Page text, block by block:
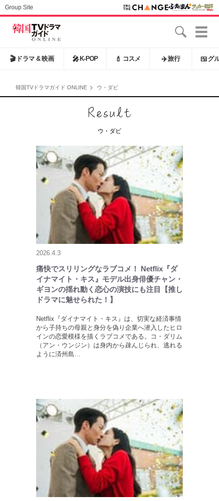
Group Site
🎬 ドラマ & 映画 🎤 K-POP 💄 コスメ ✈️旅行 🍱 グ
韓国TVドラマガイド ONLINE ウ・ダビ
ウ・ダビ
2026.4.3
痛快でスリリングなラブコメ！ Netflix『ダ
イナマイト・キス』モデル出身俳優チャン・
ギヨンの揺れ動く恋心の演技にも注目【推し
ドラマに魅せられた！】
Netflix『ダイナマイト・キス』は、切実な経済事情
から子持ちの母親と身分を偽り企業へ潜入したヒロ
インの恋愛模様を描くラブコメである。コ・ダリム
（アン・ウンジン）は身内から疎んじられ、逃れる
ように済州島…